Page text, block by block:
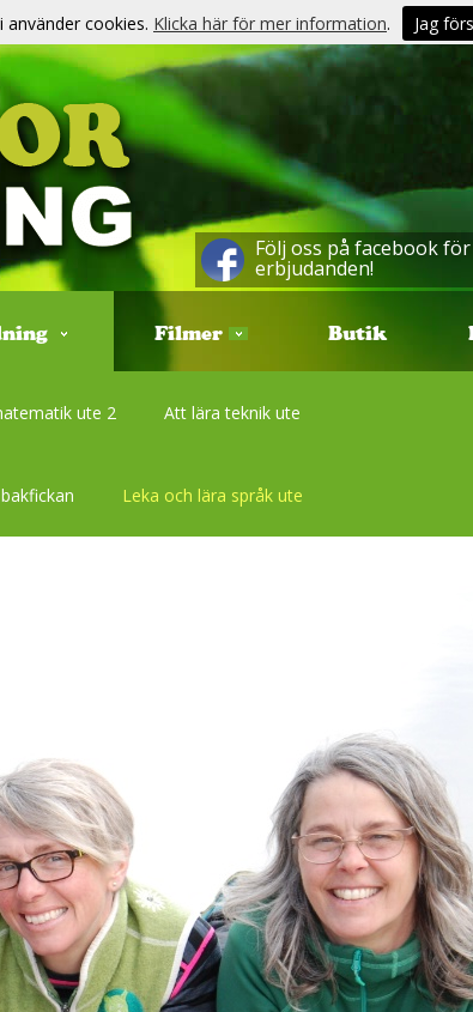
Följ oss på facebook
erbjudanden!
ute 2 Att lära teknik ute
Leka och lära språk ute
Filmer Butik
cookies. Klicka här för mer information. Jag